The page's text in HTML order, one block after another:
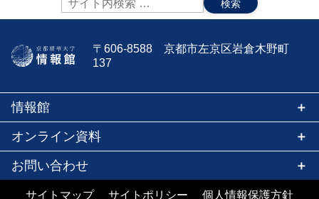
イ
ト
検
索:
〒606-8588 京都市左京区岩倉木野町
137
情報館
オンライン資料
お問い合わせ
サイトマップ サイトポリシー 個人情報保護方針